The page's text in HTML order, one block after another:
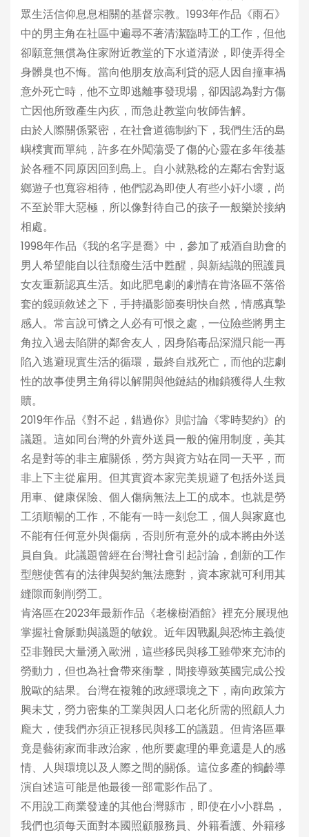
眾生活信仰息息相關的基督宗教。1993年作品《雨石》
中的男主角在社區中遍尋不著清潔臨時工的工作，但他
卻願意無償為住家附近教堂的下水道清淤，即使弄得全
身髒臭也不悔。當向他朋友放高利貸的惡人因自撞車禍
意外死亡時，他不立即逃離事發現場，卻因認為對方傷
亡因他所致產生內疚，而急赴教堂向牧師告解。
由於人際關係緊密，在社會道德制約下，我們生活的島
嶼樸實而單純，許多在外闖蕩受了傷的心靈在多年後基
於各種不同原因回到島上。自小就熟稔的左鄰右舍對返
鄉遊子也寬容相待，他們認為即使人有些小奸小壞，尚
不至於罪大惡極，所以像對待自己的孩子一般樂於接納
相處。
1998年作品《我的名字是喬》中，參加了戒酒自助會的
男人希望能自以往頹廢生活中甦醒，與新結識的照護員
女友重新認真生活。如此肥皂劇的劇情在肯洛區不落俗
套的鏡頭敘述之下，手持攝影節奏明快自然，情感真摯
感人。常言說可憐之人必有可恨之處，一位險些將男主
角拉入過去陷阱的鄰舍友人，因身陷毒品深淵只能一再
陷入逃避現實生活的循環，最終自戕死亡，而他的悲劇
性的故事使男主角得以解開與他鏈結的枷鎖獲得人生救
贖。
2019年作品《對不起，錯過你》則討論《零時契約》的
議題。這如同台灣的外賣外送員一般的僱用制度，美其
名是對等的非主雇關係，勞方與資方站在同一天平，而
非上下主從雇用。但其實資本家完美規避了包括外送員
用車、健康保險、個人傷病無法上工的成本。也就是勞
工須順暢的工作，不能有一時一刻怠工，個人與家庭也
不能有任何意外與傷病，否則所有意外的成本將由外送
員自負。此議題曾經在台灣社會引起討論，創新的工作
型態使舊有的法律與契約無法應對，資本家就可利用其
縫隙而剝削勞工。
肯洛區在2023年最新作品《老橡樹酒館》裡充分展現他
掌握社會脈動與議題的敏銳。近年因戰亂與恐怖主義使
亞非難民大量湧入歐洲，這些移民與移工雖帶來充沛的
勞動力，但也為社會帶來衝擊，間接導致英國完成公投
脫歐的結果。台灣在複雜的政經環境之下，南向政策方
興未艾，勞力密集的工業與因人口老化所需的照顧人力
龐大，使我們亦須正視移民與移工的議題。但肯洛區畢
竟是藝術家而非政治家，他所要處理的畢竟還是人的感
情、人與環境以及人際之間的關係。這位多產的鶴齡導
演自述這可能是他最後一部電影作品了。
不用說工商業發達的其他台灣縣市，即使在小小群島，
我們也須每天面對本國照顧服務員、外籍看護、外籍移